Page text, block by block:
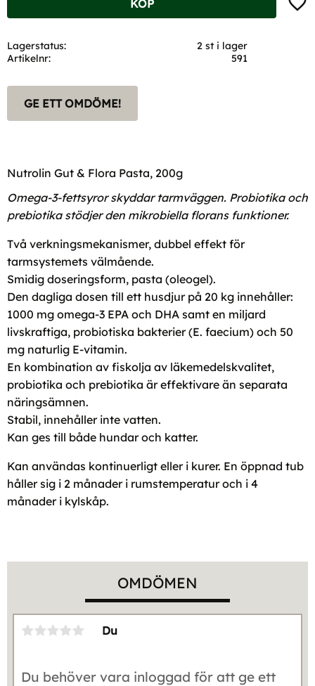
KÖP
Lagerstatus
2 st i lager
Artikelnr
591
GE ETT OMDÖME!
Nutrolin Gut & Flora Pasta, 200g
Omega-3-fettsyror skyddar tarmväggen. Probiotika och
prebiotika stödjer den mikrobiella florans funktioner.
Två verkningsmekanismer, dubbel effekt för
tarmsystemets välmående.
Smidig doseringsform, pasta (oleogel).
Den dagliga dosen till ett husdjur på 20 kg innehåller:
1000 mg omega-3 EPA och DHA samt en miljard
livskraftiga, probiotiska bakterier (E. faecium) och 50
mg naturlig E-vitamin.
En kombination av fiskolja av läkemedelskvalitet,
probiotika och prebiotika är effektivare än separata
näringsämnen.
Stabil, innehåller inte vatten.
Kan ges till både hundar och katter.
Kan användas kontinuerligt eller i kurer. En öppnad tub
håller sig i 2 månader i rumstemperatur och i 4
månader i kylskåp.
OMDÖMEN
Du